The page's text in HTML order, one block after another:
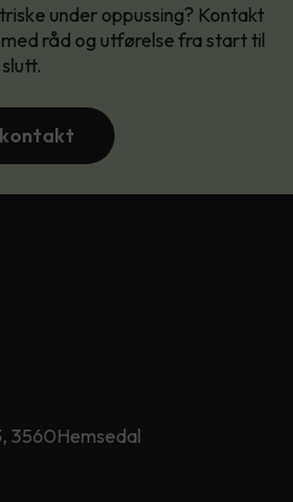
under oppussing? Kontakt
råd og utførelse fra start til
slutt.
3560Hemsedal